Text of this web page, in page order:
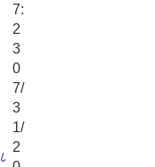
7:
2
3
८
0
7/
3
1/
2